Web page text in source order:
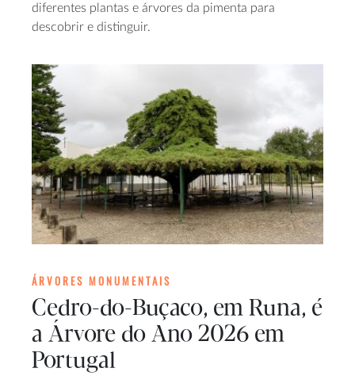
diferentes plantas e árvores da pimenta para
descobrir e distinguir.
ÁRVORES MONUMENTAIS
Cedro-do-Buçaco, em Runa, é
a Árvore do Ano 2026 em
Portugal